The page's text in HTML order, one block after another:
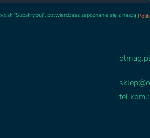
"Subskrybuj", potwierdzasz zapoznanie się z naszą